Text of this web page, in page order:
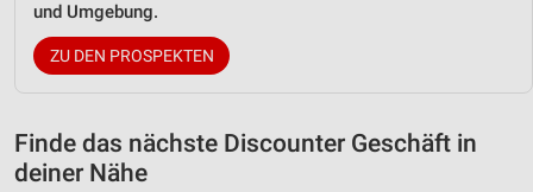
und Umgebung.
ZU DEN PROSPEKTEN
Finde das nächste Discounter Geschäft in
deiner Nähe